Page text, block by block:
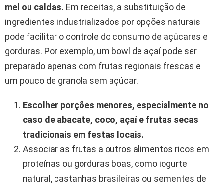
mel ou caldas. Em receitas, a substituição de
ingredientes industrializados por opções naturais
pode facilitar o controle do consumo de açúcares e
gorduras. Por exemplo, um bowl de açaí pode ser
preparado apenas com frutas regionais frescas e
um pouco de granola sem açúcar.
Escolher porções menores, especialmente no
caso de abacate, coco, açaí e frutas secas
tradicionais em festas locais.
Associar as frutas a outros alimentos ricos em
proteínas ou gorduras boas, como iogurte
natural, castanhas brasileiras ou sementes de